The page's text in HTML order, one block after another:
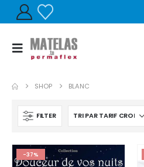
SHOP BLANC
FILTER
-37%